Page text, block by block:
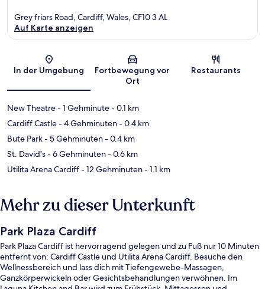
Karte
Grey friars Road, Cardiff, Wales, CF10 3 AL
Auf Karte anzeigen
In der Umgebung
Fortbewegung vor
Ort
Restaurants
New Theatre- 1 Gehminute- 0.1 km
Cardiff Castle- 4 Gehminuten- 0.4 km
Bute Park- 5 Gehminuten- 0.4 km
St. David's- 6 Gehminuten- 0.6 km
Utilita Arena Cardiff- 12 Gehminuten- 1.1 km
Mehr zu dieser Unterkunft
Park Plaza Cardiff
Park Plaza Cardiff ist hervorragend gelegen und zu Fuß nur 10 Minuten
entfernt von: Cardiff Castle und Utilita Arena Cardiff. Besuche den
Wellnessbereich und lass dich mit Tiefengewebe-Massagen,
Ganzkörperwickeln oder Gesichtsbehandlungen verwöhnen. Im